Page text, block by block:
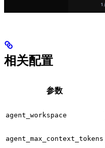
相关配置
参数
agent_workspace
agent_max_context_tokens